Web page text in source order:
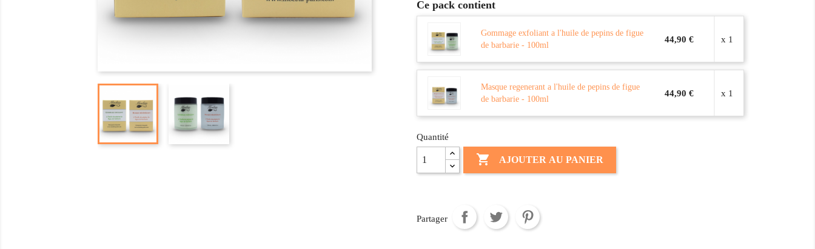
Ce pack contient
Gommage exfoliant a l'huile de pepins de figue
de barbarie - 100ml
44,90 € x 1
Masque regenerant a l'huile de pepins de figue
de barbarie - 100ml
44,90 € x 1
Quantité
 AJOUTER AU PANIER
Partager